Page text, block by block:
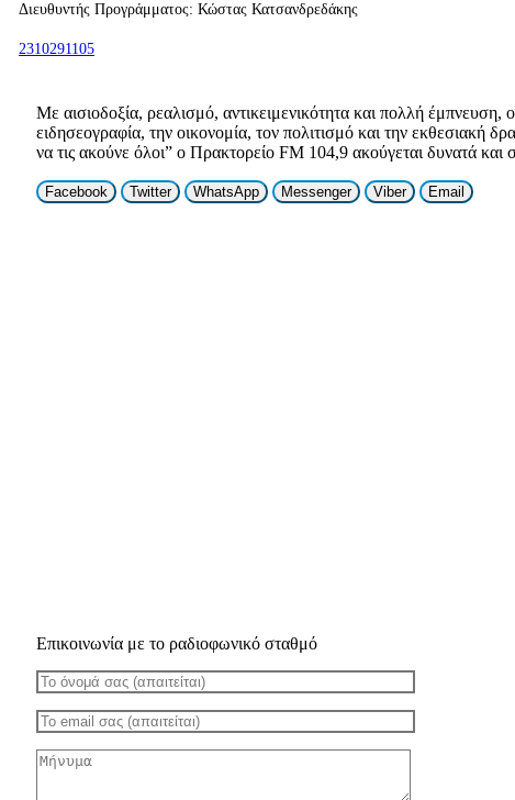
Διευθυντής Προγράμματος: Κώστας Κατσανδρεδάκης
2310291105
Με αισιοδοξία, ρεαλισμό, αντικειμενικότητα και πολλή
ειδησεογραφία, την οικονομία, τον πολιτισμό και την εκθεσιακή
να τις ακούνε όλοι” ο Πρακτορείο FM 104,9 ακούγεται δυνατά
Facebook Twitter WhatsApp Messenger Viber Email
Επικοινωνία με το ραδιοφωνικό σταθμό